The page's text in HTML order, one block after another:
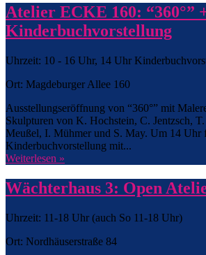
Atelier ECKE 160: “360°”
Kinderbuchvorstellung
Uhrzeit: 10 - 16 Uhr, 14 Uhr
Ort: Magdeburger Allee 160
Ausstellungseröffnung von “360°” mit
Skulpturen von K. Hochstein, C. Jentzsch,
Meußel, I. Mühmer und S. May. Um 14 Uhr
Kinderbuchvorstellung mit...
Weiterlesen »
Wächterhaus 3: Open
Uhrzeit: 11-18 Uhr (auch So 11-18 Uhr)
Ort: Nordhäuserstraße 84